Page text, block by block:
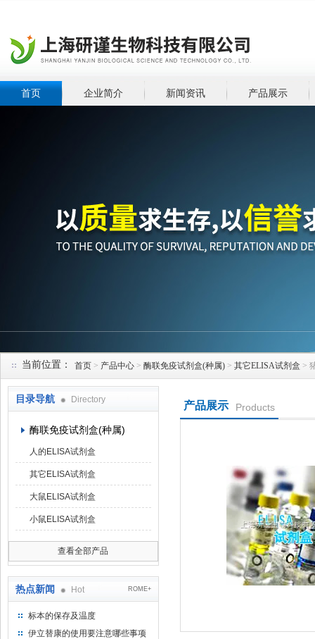
首页 企业简介 新闻资讯 产品展示
当前位置： 首页 > 产品中心 > 酶联免疫试剂盒(种属) > 其它ELISA试剂盒 >
目录导航 Directory
酶联免疫试剂盒(种属)
人的ELISA试剂盒
其它ELISA试剂盒
大鼠ELISA试剂盒
小鼠ELISA试剂盒
查看全部产品
热点新闻 Hot ROME+
标本的保存及温度
伊立替康的使用要注意哪些事项
产品展示 Products